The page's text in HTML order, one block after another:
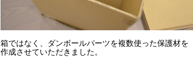
箱ではなく、ダンボールパーツを複数使った保護材を
作成させていただきました。